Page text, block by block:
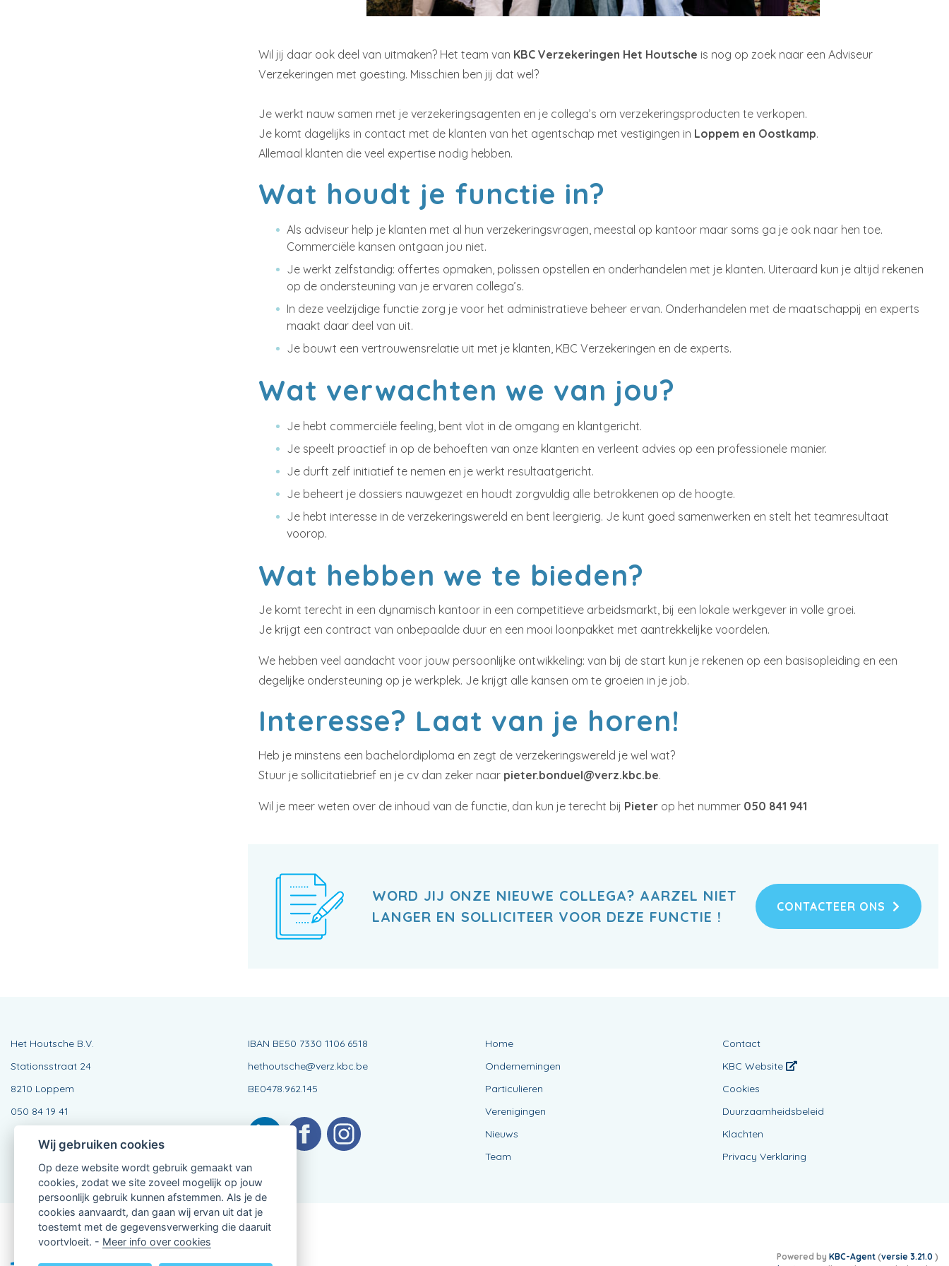
Wil jij daar ook deel van uitmaken? Het team van KBC Verzekeringen Het Houtsche is nog op zoek naar een Adviseur
Verzekeringen met goesting. Misschien ben jij dat wel?
Je werkt nauw samen met je verzekeringsagenten en je collega’s om verzekeringsproducten te verkopen.
Je komt dagelijks in contact met de klanten van het agentschap met vestigingen in Loppem en Oostkamp.
Allemaal klanten die veel expertise nodig hebben.
Wat houdt je functie in?
Als adviseur help je klanten met al hun verzekeringsvragen, meestal op kantoor maar soms ga je ook naar hen toe.
Commerciële kansen ontgaan jou niet.
Je werkt zelfstandig: offertes opmaken, polissen opstellen en onderhandelen met je klanten. Uiteraard kun je altijd rekenen
op de ondersteuning van je ervaren collega’s.
In deze veelzijdige functie zorg je voor het administratieve beheer ervan. Onderhandelen met de maatschappij en experts
maakt daar deel van uit.
Je bouwt een vertrouwensrelatie uit met je klanten, KBC Verzekeringen en de experts.
Wat verwachten we van jou?
Je hebt commerciële feeling, bent vlot in de omgang en klantgericht.
Je speelt proactief in op de behoeften van onze klanten en verleent advies op een professionele manier.
Je durft zelf initiatief te nemen en je werkt resultaatgericht.
Je beheert je dossiers nauwgezet en houdt zorgvuldig alle betrokkenen op de hoogte.
Je hebt interesse in de verzekeringswereld en bent leergierig. Je kunt goed samenwerken en stelt het teamresultaat
voorop.
Wat hebben we te bieden?
Je komt terecht in een dynamisch kantoor in een competitieve arbeidsmarkt, bij een lokale werkgever in volle groei.
Je krijgt een contract van onbepaalde duur en een mooi loonpakket met aantrekkelijke voordelen.
We hebben veel aandacht voor jouw persoonlijke ontwikkeling: van bij de start kun je rekenen op een basisopleiding en een
degelijke ondersteuning op je werkplek. Je krijgt alle kansen om te groeien in je job.
Interesse? Laat van je horen!
Heb je minstens een bachelordiploma en zegt de verzekeringswereld je wel wat?
Stuur je sollicitatiebrief en je cv dan zeker naar pieter.bonduel@verz.kbc.be.
Wil je meer weten over de inhoud van de functie, dan kun je terecht bij Pieter op het nummer 050 841 941
WORD JIJ ONZE NIEUWE COLLEGA? AARZEL NIET
LANGER EN SOLLICITEER VOOR DEZE FUNCTIE !
CONTACTEER ONS
Het Houtsche B.V.
Stationsstraat 24
8210 Loppem
050 84 19 41
IBAN BE50 7330 1106 6518
hethoutsche@verz.kbc.be
BE0478.962.145
Home
Ondernemingen
Particulieren
Verenigingen
Nieuws
Team
Contact
KBC Website
Cookies
Duurzaamheidsbeleid
Klachten
Privacy Verklaring
Verbonden Agent, BE0478.962.145
van KBC Verzekeringen nv
Professor Roger Van Overstraetenplein 2
Powered by KBC-Agent (versie 3.21.0 )
Wij gebruiken cookies
Op deze website wordt gebruik gemaakt van
cookies, zodat we site zoveel mogelijk op jouw
persoonlijk gebruik kunnen afstemmen. Als je de
cookies aanvaardt, dan gaan wij ervan uit dat je
toestemt met de gegevensverwerking die daaruit
voortvloeit. - Meer info over cookies